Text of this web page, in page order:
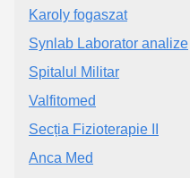
Karoly fogaszat
Synlab Laborator analize
Spitalul Militar
Valfitomed
Secția Fizioterapie II
Anca Med